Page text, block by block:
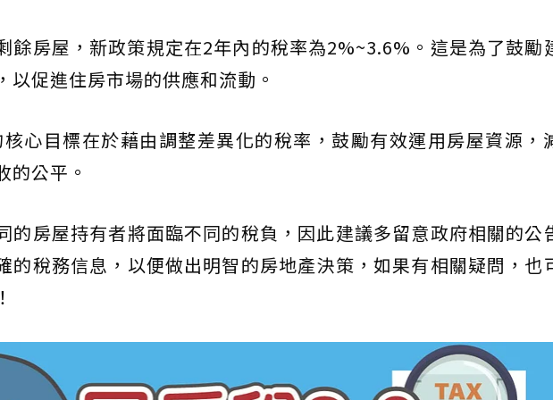
餘房屋，新政策規定在2年內的稅率為2%~3.6%。這是為了鼓勵
以促進住房市場的供應和流動。
心目標在於藉由調整差異化的稅率，鼓勵有效運用房屋資源，
的公平。
的房屋持有者將面臨不同的稅負，因此建議多留意政府相關的公
的稅務信息，以便做出明智的房地產決策，如果有相關疑問，也